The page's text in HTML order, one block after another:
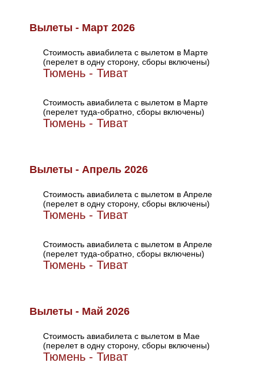
Вылеты - Март 2026
Стоимость авиабилета с вылетом в Марте
(перелет в одну сторону, сборы включены)
Тюмень - Тиват
Стоимость авиабилета с вылетом в Марте
(перелет туда-обратно, сборы включены)
Тюмень - Тиват
Вылеты - Апрель 2026
Стоимость авиабилета с вылетом в Апреле
(перелет в одну сторону, сборы включены)
Тюмень - Тиват
Стоимость авиабилета с вылетом в Апреле
(перелет туда-обратно, сборы включены)
Тюмень - Тиват
Вылеты - Май 2026
Стоимость авиабилета с вылетом в Мае
(перелет в одну сторону, сборы включены)
Тюмень - Тиват